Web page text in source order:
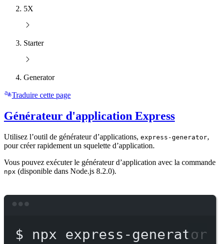
5X
Starter
Generator
Traduire cette page
Générateur d'application Express
Utilisez l’outil de générateur d’applications, express-generator,
pour créer rapidement un squelette d’application.
Vous pouvez exécuter le générateur d’application avec la commande
npx (disponible dans Node.js 8.2.0).
$ npx express-generator